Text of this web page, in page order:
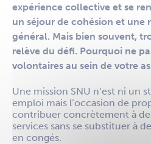
expérience collective et se
un séjour de cohésion et une
général. Mais bien souvent,
relève du défi. Pourquoi ne
volontaires au sein de votre
Une mission SNU n’est ni un
emploi mais l’occasion de
contribuer concrètement à
services sans se substituer à
en congés.